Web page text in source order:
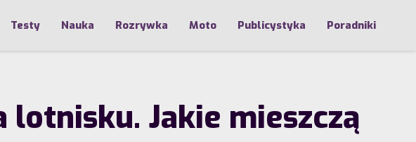
Testy Nauka Rozrywka Moto Publicystyka Poradniki
Jakie mieszczą